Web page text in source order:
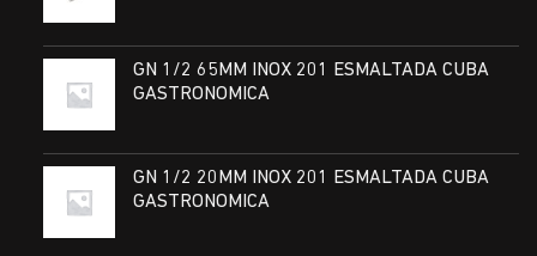
GN 1/2 65MM INOX 201 ESMALTADA CUBA
GASTRONOMICA
GN 1/2 20MM INOX 201 ESMALTADA CUBA
GASTRONOMICA